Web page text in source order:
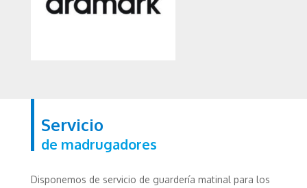
Servicio
de madrugadores
Disponemos de servicio de guardería matinal para los